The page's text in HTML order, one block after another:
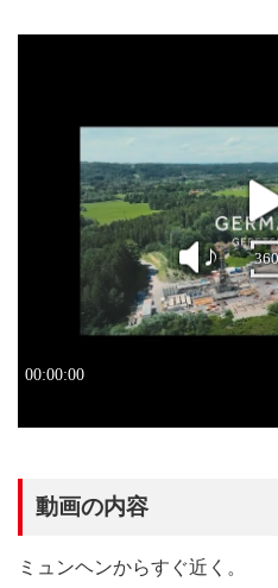
動画の内容
ミュンヘンからすぐ近く。